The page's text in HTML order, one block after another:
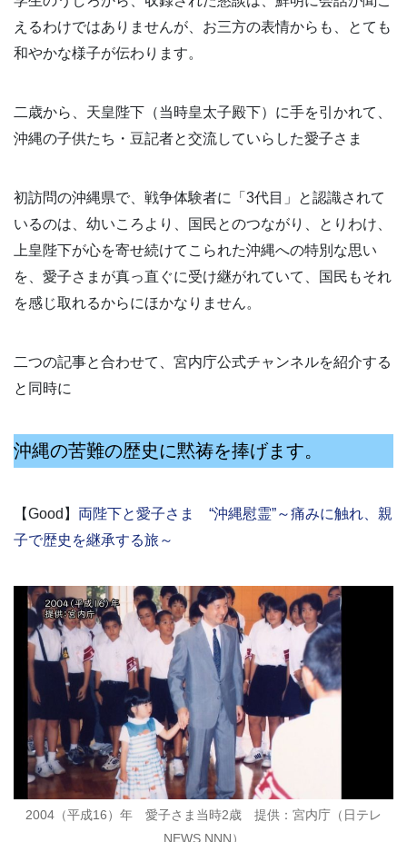
えるわけではありませんが、お三方の表情からも、とても
和やかな様子が伝わります。
二歳から、天皇陛下（当時皇太子殿下）に手を引かれて、
沖縄の子供たち・豆記者と交流していらした愛子さま
初訪問の沖縄県で、戦争体験者に「3代目」と認識されて
いるのは、幼いころより、国民とのつながり、とりわけ、
上皇陛下が心を寄せ続けてこられた沖縄への特別な思い
を、愛子さまが真っ直ぐに受け継がれていて、国民もそれ
を感じ取れるからにほかなりません。
二つの記事と合わせて、宮内庁公式チャンネルを紹介する
と同時に
沖縄の苦難の歴史に黙祷を捧げます。
【Good】 両陛下と愛子さま “沖縄慰霊”～痛みに触れ、親
子で歴史を継承する旅～
2004（平成16）年 愛子さま当時2歳 提供：宮内庁（日テレ
NEWS NNN）